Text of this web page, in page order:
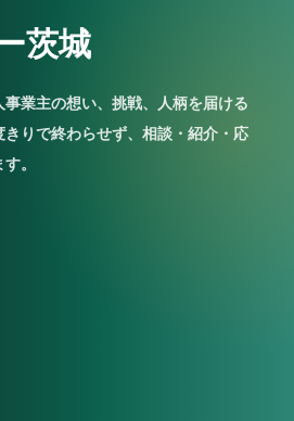
茨城
業主の想い、挑戦、人柄を届ける
りで終わらせず、相談・紹介・応
。